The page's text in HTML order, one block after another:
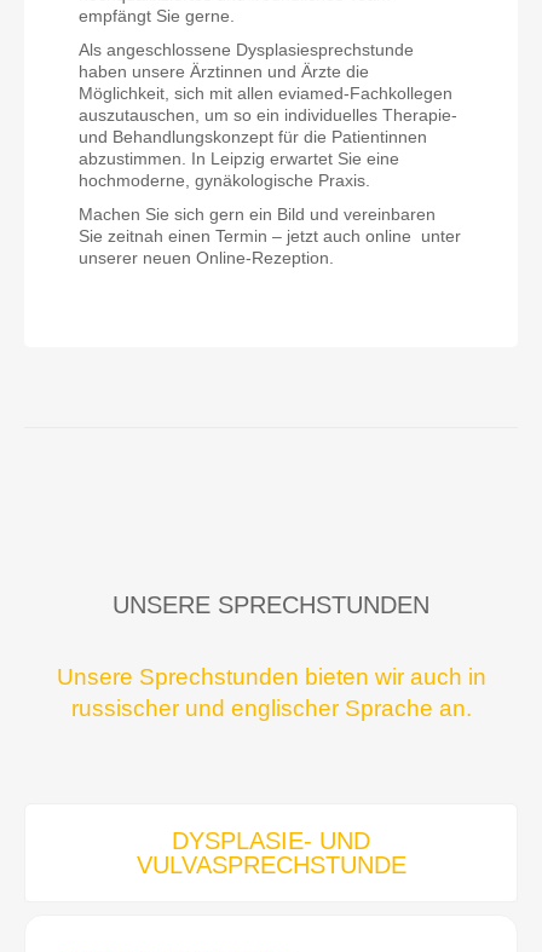
empfängt Sie gerne.
Als angeschlossene Dysplasiesprechstunde
haben unsere Ärztinnen und Ärzte die
Möglichkeit, sich mit allen eviamed-Fachkollegen
auszutauschen, um so ein individuelles Therapie-
und Behandlungskonzept für die Patientinnen
abzustimmen. In Leipzig erwartet Sie eine
hochmoderne, gynäkologische Praxis.
Machen Sie sich gern ein Bild und vereinbaren
Sie zeitnah einen Termin – jetzt auch online unter
unserer neuen Online-Rezeption.
UNSERE SPRECHSTUNDEN
Unsere Sprechstunden bieten wir auch in
russischer und englischer Sprache an.
DYSPLASIE- UND
VULVASPRECHSTUNDE